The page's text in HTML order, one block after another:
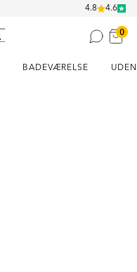
4.8 4.6
0
BADEVÆRELSE